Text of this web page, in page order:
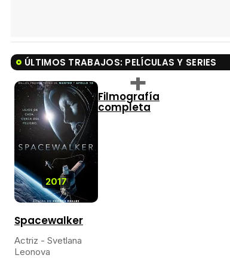
ÚLTIMOS TRABAJOS: PELÍCULAS Y SERIES
2017
Spacewalker
Actriz - Svetlana
Leonova
Filmografía
completa